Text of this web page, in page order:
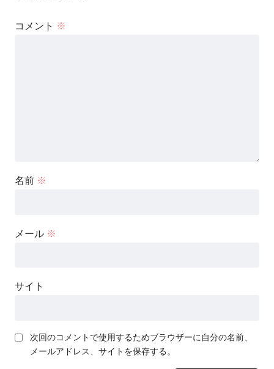
コメント ※
名前 ※
メール ※
サイト
次回のコメントで使用するためブラウザーに自分の名前、
メールアドレス、サイトを保存する。